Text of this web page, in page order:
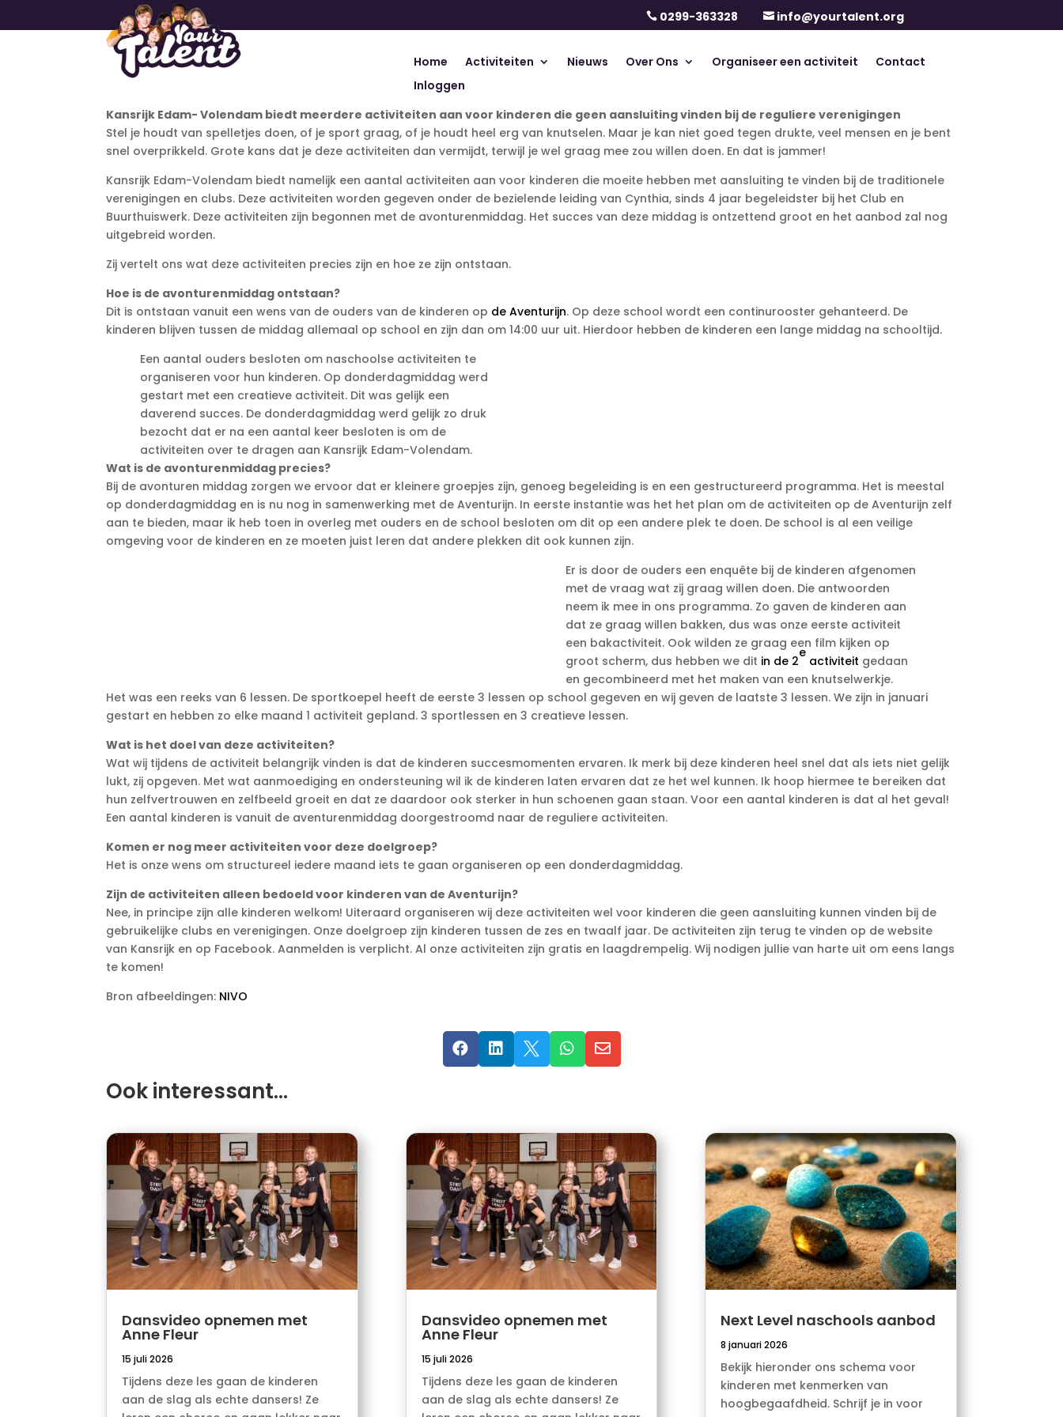
 0299-363328  info@yourtalent.org
Home Activiteiten Nieuws Over Ons Organiseer een activiteit
Contact
Inloggen
Kansrijk Edam- Volendam biedt meerdere activiteiten aan voor kinderen die geen aansluiting vinden bij de reguliere verenigingen
Stel je houdt van spelletjes doen, of je sport graag, of je houdt heel erg van knutselen. Maar je kan niet goed tegen drukte, veel mensen en je bent
snel overprikkeld. Grote kans dat je deze activiteiten dan vermijdt, terwijl je wel graag mee zou willen doen. En dat is jammer!
Kansrijk Edam-Volendam biedt namelijk een aantal activiteiten aan voor kinderen die moeite hebben met aansluiting te vinden bij de traditionele
verenigingen en clubs. Deze activiteiten worden gegeven onder de bezielende leiding van Cynthia, sinds 4 jaar begeleidster bij het Club en
Buurthuiswerk. Deze activiteiten zijn begonnen met de avonturenmiddag. Het succes van deze middag is ontzettend groot en het aanbod zal nog
uitgebreid worden.
Zij vertelt ons wat deze activiteiten precies zijn en hoe ze zijn ontstaan.
Hoe is de avonturenmiddag ontstaan?
Dit is ontstaan vanuit een wens van de ouders van de kinderen op de Aventurijn. Op deze school wordt een continurooster gehanteerd. De
kinderen blijven tussen de middag allemaal op school en zijn dan om 14:00 uur uit. Hierdoor hebben de kinderen een lange middag na schooltijd.
Een aantal ouders besloten om naschoolse activiteiten te
organiseren voor hun kinderen. Op donderdagmiddag werd
gestart met een creatieve activiteit. Dit was gelijk een
daverend succes. De donderdagmiddag werd gelijk zo druk
bezocht dat er na een aantal keer besloten is om de
activiteiten over te dragen aan Kansrijk Edam-Volendam.
Wat is de avonturenmiddag precies?
Bij de avonturen middag zorgen we ervoor dat er kleinere groepjes zijn, genoeg begeleiding is en een gestructureerd programma. Het is meestal
op donderdagmiddag en is nu nog in samenwerking met de Aventurijn. In eerste instantie was het het plan om de activiteiten op de Aventurijn zelf
aan te bieden, maar ik heb toen in overleg met ouders en de school besloten om dit op een andere plek te doen. De school is al een veilige
omgeving voor de kinderen en ze moeten juist leren dat andere plekken dit ook kunnen zijn.
Er is door de ouders een enquête bij de kinderen afgenomen
met de vraag wat zij graag willen doen. Die antwoorden
neem ik mee in ons programma. Zo gaven de kinderen aan
dat ze graag willen bakken, dus was onze eerste activiteit
een bakactiviteit. Ook wilden ze graag een film kijken op
groot scherm, dus hebben we dit in de 2
e
activiteit gedaan
en gecombineerd met het maken van een knutselwerkje.
Het was een reeks van 6 lessen. De sportkoepel heeft de eerste 3 lessen op school gegeven en wij geven de laatste 3 lessen. We zijn in januari
gestart en hebben zo elke maand 1 activiteit gepland. 3 sportlessen en 3 creatieve lessen.
Wat is het doel van deze activiteiten?
Wat wij tijdens de activiteit belangrijk vinden is dat de kinderen succesmomenten ervaren. Ik merk bij deze kinderen heel snel dat als iets niet gelijk
lukt, zij opgeven. Met wat aanmoediging en ondersteuning wil ik de kinderen laten ervaren dat ze het wel kunnen. Ik hoop hiermee te bereiken dat
hun zelfvertrouwen en zelfbeeld groeit en dat ze daardoor ook sterker in hun schoenen gaan staan. Voor een aantal kinderen is dat al het geval!
Een aantal kinderen is vanuit de aventurenmiddag doorgestroomd naar de reguliere activiteiten.
Komen er nog meer activiteiten voor deze doelgroep?
Het is onze wens om structureel iedere maand iets te gaan organiseren op een donderdagmiddag.
Zijn de activiteiten alleen bedoeld voor kinderen van de Aventurijn?
Nee, in principe zijn alle kinderen welkom! Uiteraard organiseren wij deze activiteiten wel voor kinderen die geen aansluiting kunnen vinden bij de
gebruikelijke clubs en verenigingen. Onze doelgroep zijn kinderen tussen de zes en twaalf jaar. De activiteiten zijn terug te vinden op de website
van Kansrijk en op Facebook. Aanmelden is verplicht. Al onze activiteiten zijn gratis en laagdrempelig. Wij nodigen jullie van harte uit om eens langs
te komen!
Bron afbeeldingen: NIVO
    
Ook interessant…
Dansvideo opnemen met
Anne Fleur
15 juli 2026
Tijdens deze les gaan de kinderen
aan de slag als echte dansers! Ze
Dansvideo opnemen met
Anne Fleur
15 juli 2026
Tijdens deze les gaan de kinderen
aan de slag als echte dansers! Ze
Next Level naschools aanbod
8 januari 2026
Bekijk hieronder ons schema voor
kinderen met kenmerken van
hoogbegaafdheid. Schrijf je in voor